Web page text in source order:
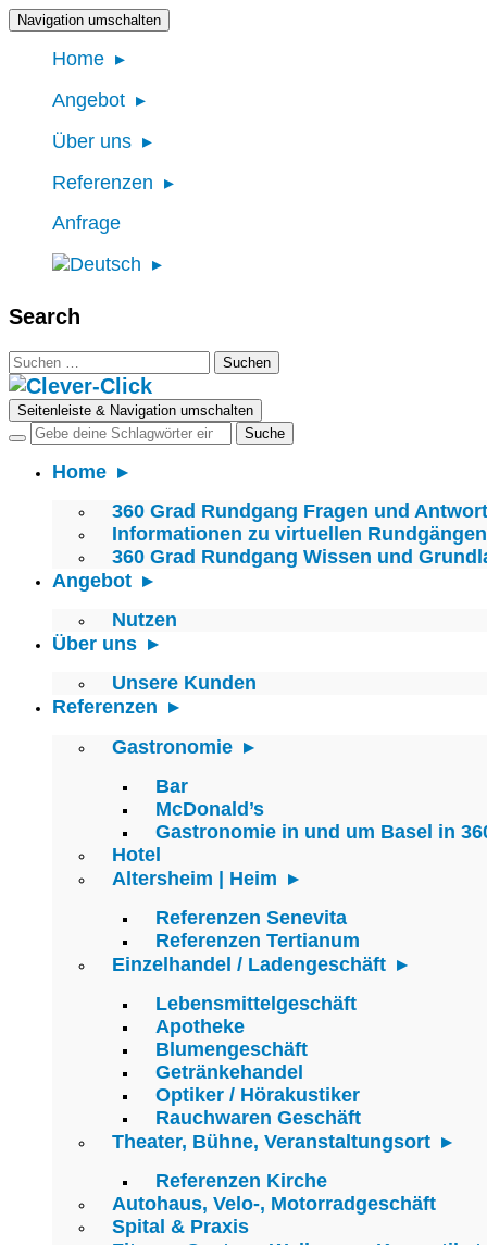
Navigation umschalten
Home
Angebot
Über uns
Referenzen
Anfrage
Search
Suchen
nach:
Seitenleiste & Navigation umschalten
Home
360 Grad Rundgang Fragen und
Informationen zu virtuellen Rundgängen
360 Grad Rundgang Wissen und
Angebot
Nutzen
Über uns
Unsere Kunden
Referenzen
Gastronomie
Bar
McDonald’s
Gastronomie in und um Basel in
Hotel
Altersheim | Heim
Referenzen Senevita
Referenzen Tertianum
Einzelhandel / Ladengeschäft
Lebensmittelgeschäft
Apotheke
Blumengeschäft
Getränkehandel
Optiker / Hörakustiker
Rauchwaren Geschäft
Theater, Bühne, Veranstaltungsort
Referenzen Kirche
Autohaus, Velo-, Motorradgeschäft
Spital & Praxis